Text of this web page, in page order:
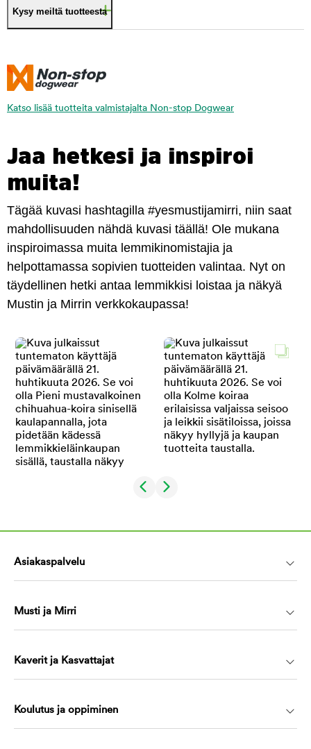
Kysy meiltä tuotteesta
Katso lisää tuotteita valmistajalta Non-stop Dogwear
Jaa hetkesi ja inspiroi
muita!
Tägää kuvasi hashtagilla #yesmustijamirri, niin saat
mahdollisuuden nähdä kuvasi täällä! Ole mukana
inspiroimassa muita lemmikinomistajia ja
helpottamassa sopivien tuotteiden valintaa. Nyt on
täydellinen hetki antaa lemmikkisi loistaa ja näkyä
Mustin ja Mirrin verkkokaupassa!
Asiakaspalvelu
Musti ja Mirri
Kaverit ja Kasvattajat
Koulutus ja oppiminen